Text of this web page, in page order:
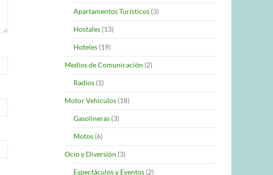
Apartamentos Turísticos (3)
Hostales (13)
Hoteles (19)
Medios de Comunicación (2)
Radios (1)
Motor Vehículos (18)
Gasolineras (3)
Motos (6)
Ocio y Diversión (3)
Espectáculos y Eventos (2)